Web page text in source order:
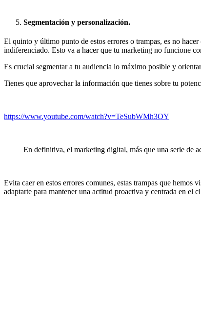
Segmentación y personalización.
El quinto y último punto de estos errores o trampas, es no
indiferenciado. Esto va a hacer que tu marketing no funcione
Es crucial segmentar a tu audiencia lo máximo posible y
Tienes que aprovechar la información que tienes sobre tu
https://www.youtube.com/watch?v=TeSubWMh3OY
En definitiva, el marketing digital, más que una serie de
Evita caer en estos errores comunes, estas trampas que
adaptarte para mantener una actitud proactiva y centrada en el